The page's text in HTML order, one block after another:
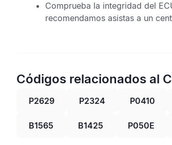
Comprueba la integridad del
recomendamos asistas a un
Códigos relacionados al
P2629 P2324 P0410
B1565 B1425 P050E